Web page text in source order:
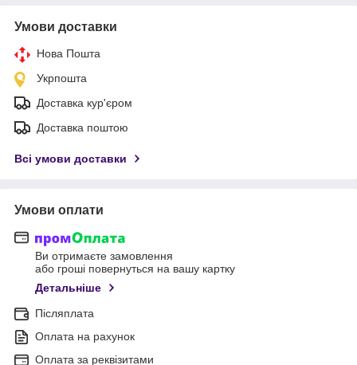
Умови доставки
Нова Пошта
Укрпошта
Доставка кур'єром
Доставка поштою
Всі умови доставки
Умови оплати
Ви отримаєте замовлення
або гроші повернуться на вашу картку
Детальніше
Післяплата
Оплата на рахунок
Оплата за реквізитами